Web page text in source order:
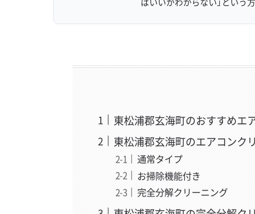
東松浦郡玄海町のおすすめエ
東松浦郡玄海町のエアコンク
通常タイプ
お掃除機能付き
完全分解クリーニング